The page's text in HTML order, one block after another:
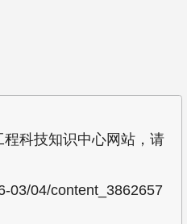
科技知识中心网站，请
03/04/content_3862657